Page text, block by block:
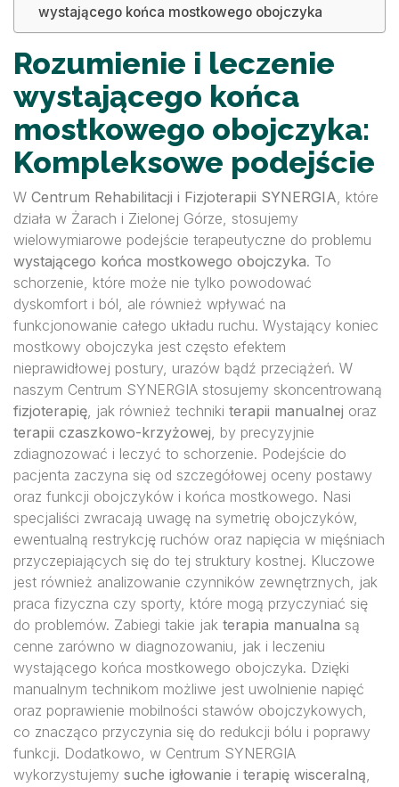
wystającego końca mostkowego obojczyka
Rozumienie i leczenie
wystającego końca
mostkowego obojczyka:
Kompleksowe podejście
W Centrum Rehabilitacji i Fizjoterapii SYNERGIA, które
działa w Żarach i Zielonej Górze, stosujemy
wielowymiarowe podejście terapeutyczne do problemu
wystającego końca mostkowego obojczyka. To
schorzenie, które może nie tylko powodować
dyskomfort i ból, ale również wpływać na
funkcjonowanie całego układu ruchu. Wystający koniec
mostkowy obojczyka jest często efektem
nieprawidłowej postury, urazów bądź przeciążeń. W
naszym Centrum SYNERGIA stosujemy skoncentrowaną
fizjoterapię, jak również techniki terapii manualnej oraz
terapii czaszkowo-krzyżowej, by precyzyjnie
zdiagnozować i leczyć to schorzenie. Podejście do
pacjenta zaczyna się od szczegółowej oceny postawy
oraz funkcji obojczyków i końca mostkowego. Nasi
specjaliści zwracają uwagę na symetrię obojczyków,
ewentualną restrykcję ruchów oraz napięcia w mięśniach
przyczepiających się do tej struktury kostnej. Kluczowe
jest również analizowanie czynników zewnętrznych, jak
praca fizyczna czy sporty, które mogą przyczyniać się
do problemów. Zabiegi takie jak terapia manualna są
cenne zarówno w diagnozowaniu, jak i leczeniu
wystającego końca mostkowego obojczyka. Dzięki
manualnym technikom możliwe jest uwolnienie napięć
oraz poprawienie mobilności stawów obojczykowych,
co znacząco przyczynia się do redukcji bólu i poprawy
funkcji. Dodatkowo, w Centrum SYNERGIA
wykorzystujemy suche igłowanie i terapię wisceralną,